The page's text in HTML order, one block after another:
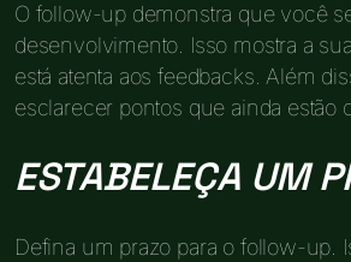
O follow-up demonstra que você
desenvolvimento. Isso mostra a
está atenta aos feedbacks. Além
esclarecer pontos que ainda estão
ESTABELEÇA UM
Defina um prazo para o follow-up.